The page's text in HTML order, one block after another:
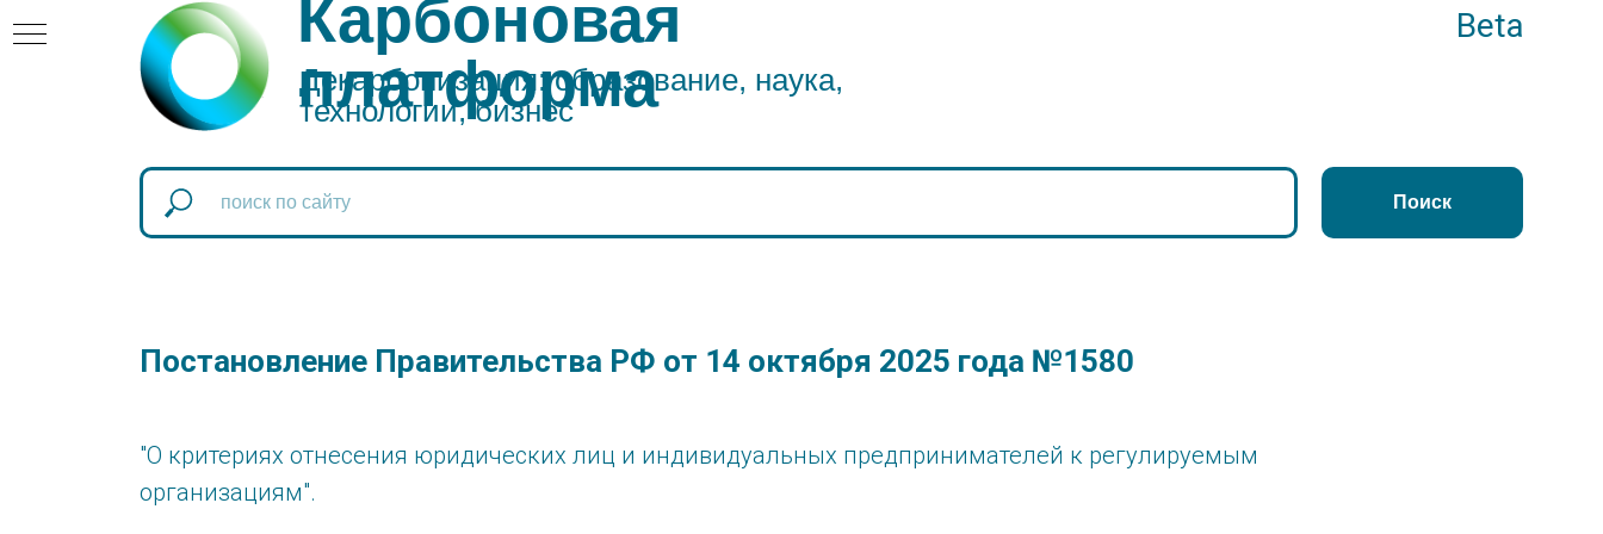
Beta
Карбоновая
платформа
Декарбонизация: образование, наука,
технологии, бизнес
Поиск
Постановление Правительства РФ от 14 октября 2025 года №1580
"О критериях отнесения юридических лиц и индивидуальных предпринимателей к регулируемым
организациям".